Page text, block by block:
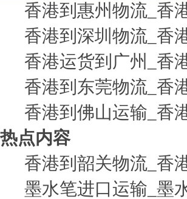
香港到惠州物流_香
香港到深圳物流_香
香港运货到广州_香
香港到东莞物流_香
香港到佛山运输_香
热点内容
香港到韶关物流_香
墨水笔进口运输_墨